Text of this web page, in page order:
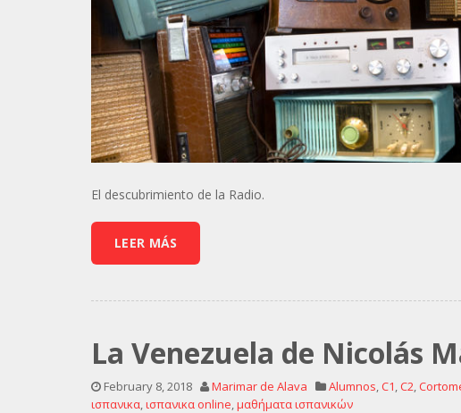
El descubrimiento de la Radio.
LEER MÁS
La Venezuela de Nicolás
February 8, 2018 Marimar de Alava Alumnos, C1, C2,
ισπανικα,ισπανικα online,μαθήματα ισπανικών